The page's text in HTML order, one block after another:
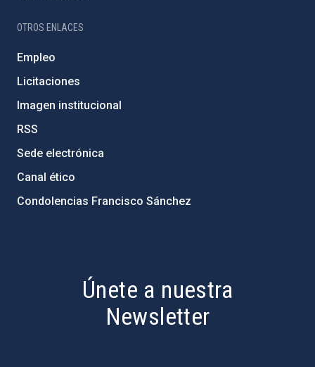
OTROS ENLACES
Empleo
Licitaciones
Imagen institucional
RSS
Sede electrónica
Canal ético
Condolencias Francisco Sánchez
Únete a nuestra
Newsletter